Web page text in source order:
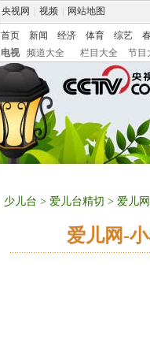
央视网 视频 网站地图
首页 新闻 经济 体育 综艺
电视
频道大全 栏目大全 节目
少儿台 > 爱儿台精切 > 爱儿
爱儿网-